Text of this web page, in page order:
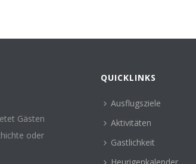
Gästen
oder
QUICKLINKS
Ausflugsziele
Aktivitäten
Gastlichkeit